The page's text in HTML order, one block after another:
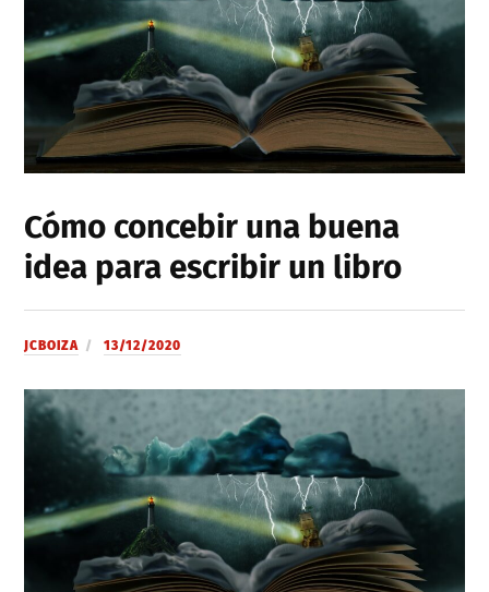
Cómo concebir una buena
idea para escribir un libro
JCBOIZA 13/12/2020